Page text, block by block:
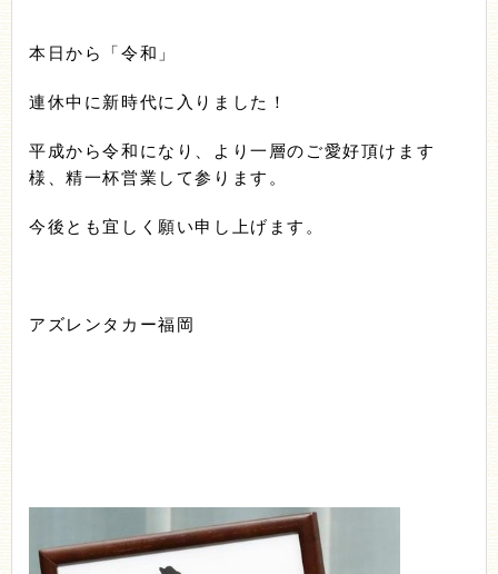
本日から「令和」
連休中に新時代に入りました！
平成から令和になり、より一層のご愛好頂けます
様、精一杯営業して参ります。
今後とも宜しく願い申し上げます。
アズレンタカー福岡